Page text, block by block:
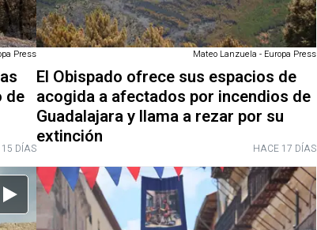
Press
de
DÍAS
Mateo Lanzuela - Europa Press
El Obispado ofrece sus espacios de
acogida a afectados por incendios de
Guadalajara y llama a rezar por su
extinción
HACE 17 DÍAS